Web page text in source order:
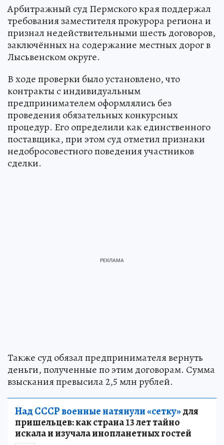
Арбитражный суд Пермского края поддержал
требования заместителя прокурора региона и
признал недействительными шесть договоров,
заключённых на содержание местных дорог в
Лысьвенском округе.
В ходе проверки было установлено, что
контракты с индивидуальным
предпринимателем оформлялись без
проведения обязательных конкурсных
процедур. Его определили как единственного
поставщика, при этом суд отметил признаки
недобросовестного поведения участников
сделки.
Также суд обязал предпринимателя вернуть
деньги, полученные по этим договорам. Сумма
взыскания превысила 2,5 млн рублей.
Над СССР военные натянули «сетку»для
пришельцев: как страна 13 лет тайно
искала и изучала инопланетных гостей